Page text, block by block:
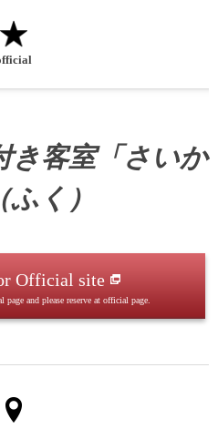
客室「さいか
く）
Official site
and please reserve at official page.